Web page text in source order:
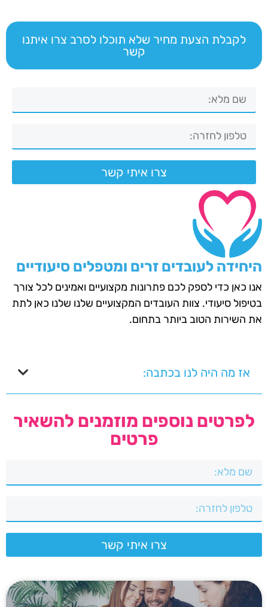
לקבלת הצעת מחיר שלא תוכלו לסרב צרו איתנו
קשר
צרו איתי קשר
היחידה לעובדים זרים ומטפלים סיעודיים
אנו כאן כדי לספק לכם פתרונות מקצועיים ואמינים לכל צורך
בטיפול סיעודי. צוות העובדים המקצועיים שלנו שלנו כאן לתת
את השירות הטוב ביותר בתחום.
אז מה היה לנו בכתבה:
לפרטים נוספים מוזמנים להשאיר
פרטים
צרו איתי קשר